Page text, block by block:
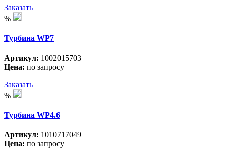
Заказать
%
Турбина WP7
Артикул: 1002015703
Цена: по запросу
Заказать
%
Турбина WP4.6
Артикул: 1010717049
Цена: по запросу